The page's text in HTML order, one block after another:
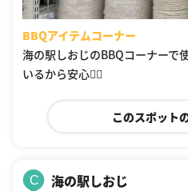
BBQアイテムコーナー
海の駅しおじのBBQコーナーで
いるから安心🙆‍♀️
このスポット
C 海の駅しおじ